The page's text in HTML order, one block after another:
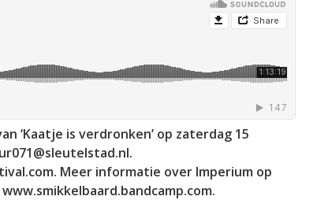
‘Kaatje is verdronken’ op zaterdag 15
Meer informatie over Imperium op